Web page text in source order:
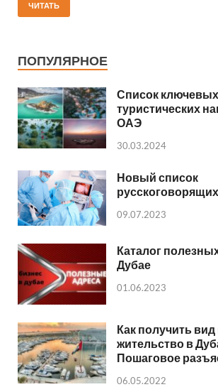
ЧИТАТЬ
ПОПУЛЯРНОЕ
Список ключевых
туристических
ОАЭ
30.03.2024
Новый список
09.07.2023
Каталог
Дубае
01.06.2023
Как получить вид
жительство в
Пошаговое
06.05.2022